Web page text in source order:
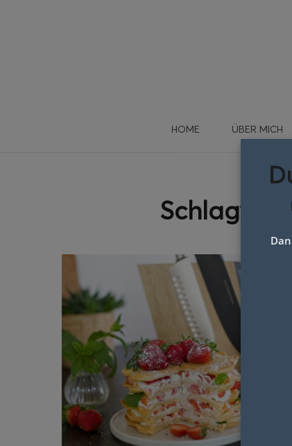
HOME ÜBER MICH